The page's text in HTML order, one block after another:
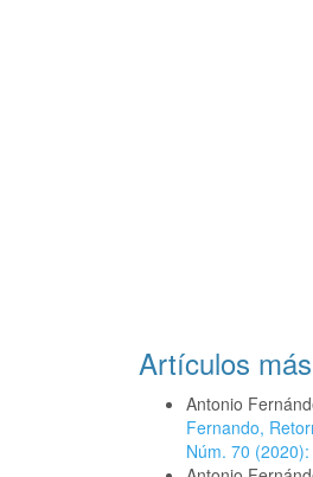
Artículos
Antonio
Fernando,
Núm. 70